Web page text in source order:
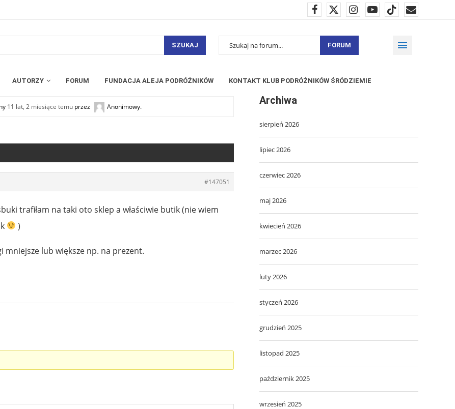
SZUKAJ FORUM
AUTORZY FORUM FUNDACJA ALEJA PODRÓŻNIKÓW KONTAKT KLUB PODRÓŻNIKÓW ŚRÓDZIEMIE
11 lat, 2 miesiące temu przez Anonimowy.
#147051
trafiłam na taki oto sklep a właściwie butik (nie wiem
)
lub większe np. na prezent.
Archiwa
sierpień 2026
lipiec 2026
czerwiec 2026
maj 2026
kwiecień 2026
marzec 2026
luty 2026
styczeń 2026
grudzień 2025
listopad 2025
październik 2025
wrzesień 2025